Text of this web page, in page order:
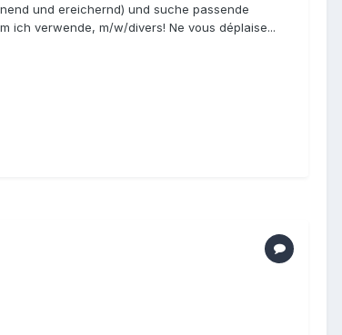
und ereichernd) und suche passende
ich verwende, m/w/divers! Ne vous déplaise...